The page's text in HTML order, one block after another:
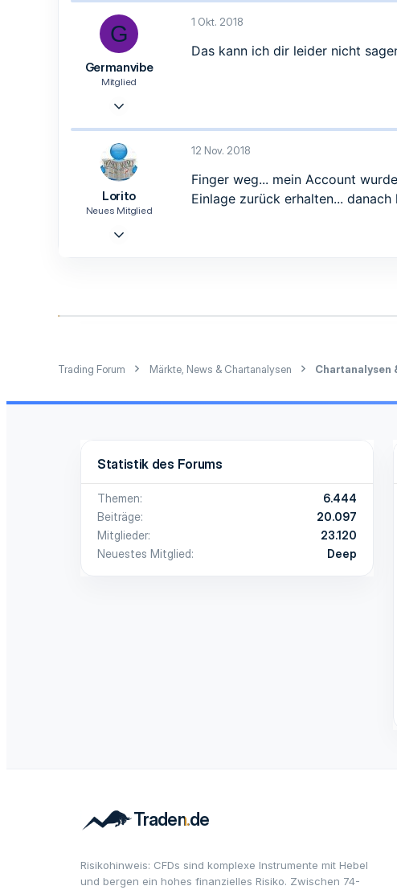
G
Germanvibe
Mitglied
1 Okt. 2018
Das kann ich dir leider nicht
Lorito
Neues Mitglied
12 Nov. 2018
Finger weg... mein Account
Einlage zurück erhalten...
Trading Forum Märkte, News & Chartanalysen Chartanalysen
Statistik des Forums
Themen
6.444
Beiträge
20.097
Mitglieder
23.120
Neuestes Mitglied
Deep
Risikohinweis: CFDs sind komplexe Instrumente mit Hebel
und bergen ein hohes finanzielles Risiko. Zwischen 74-